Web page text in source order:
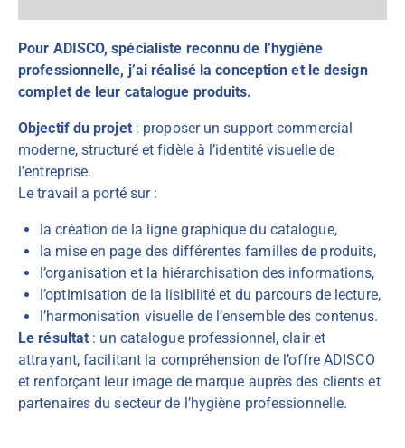
Pour ADISCO, spécialiste reconnu de l’hygiène
professionnelle, j’ai réalisé la conception et le design
complet de leur catalogue produits.
Objectif du projet: proposer un support commercial
moderne, structuré et fidèle à l’identité visuelle de
l’entreprise.
Le travail a porté sur :
la création de la ligne graphique du catalogue,
la mise en page des différentes familles de produits,
l’organisation et la hiérarchisation des informations,
l’optimisation de la lisibilité et du parcours de lecture,
l’harmonisation visuelle de l’ensemble des contenus.
Le résultat : un catalogue professionnel, clair et
attrayant, facilitant la compréhension de l’offre ADISCO
et renforçant leur image de marque auprès des clients et
partenaires du secteur de l’hygiène professionnelle.